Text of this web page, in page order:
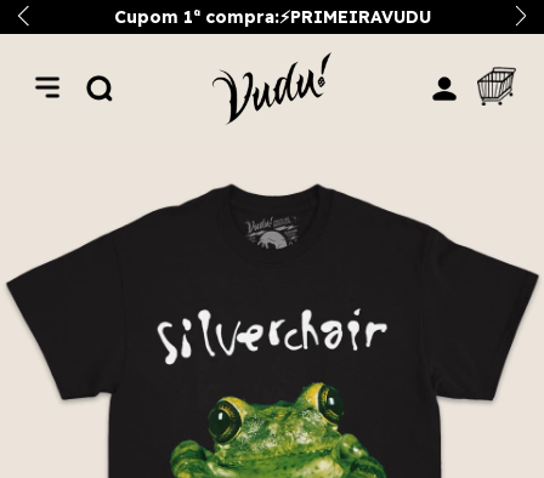
Cupom 1ª compra:⚡PRIMEIRAVUDU